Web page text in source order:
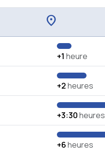
location_on
+1 heure
+2heures
+3:30heures
+6heures